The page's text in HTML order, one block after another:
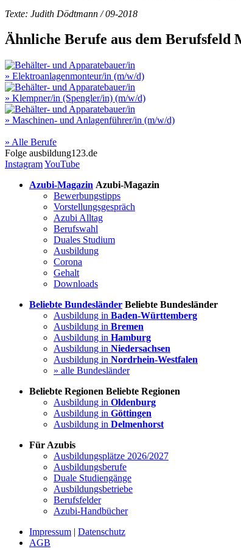
Texte: Judith Dödtmann / 09-2018
Ähnliche Berufe aus dem Berufsfeld
» Elektroanlagenmonteur/in (m/w/d)
» Klempner/in (Spengler/in) (m/w/d)
» Maschinen- und Anlagenführer/in (m/w/d)
» Alle Berufe
Folge ausbildung123.de
InstagramYouTube
Azubi-Magazin Azubi-Magazin
Bewerbungstipps
Vorstellungsgespräch
Azubi Alltag
Berufswahl
Duales Studium
Ausbildung
Corona
Gehalt
Downloads
Beliebte Bundesländer Beliebte Bundesländer
Ausbildung in Baden-Württemberg
Ausbildung in Bremen
Ausbildung in Hamburg
Ausbildung in Niedersachsen
Ausbildung in Nordrhein-Westfalen
» alle Bundesländer
Beliebte Regionen Beliebte Regionen
Ausbildung in Oldenburg
Ausbildung in Göttingen
Ausbildung in Delmenhorst
Für Azubis
Ausbildungsplätze 2026/2027
Ausbildungsberufe
Duale Studiengänge
Ausbildungsbetriebe
Berufsfelder
Azubi-Handbücher
Impressum | Datenschutz
AGB